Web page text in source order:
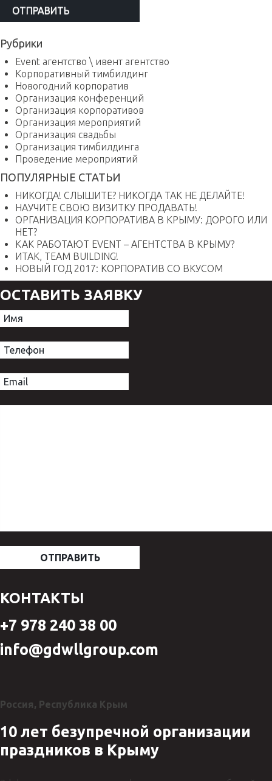
Рубрики
Event агентство \ ивент агентство
Корпоративный тимбилдинг
Новогодний корпоратив
Организация конференций
Организация корпоративов
Организация мероприятий
Организация свадьбы
Организация тимбилдинга
Проведение мероприятий
ПОПУЛЯРНЫЕ СТАТЬИ
НИКОГДА! СЛЫШИТЕ? НИКОГДА ТАК НЕ ДЕЛАЙТЕ!
НАУЧИТЕ СВОЮ ВИЗИТКУ ПРОДАВАТЬ!
ОРГАНИЗАЦИЯ КОРПОРАТИВА В КРЫМУ: ДОРОГО ИЛИ
НЕТ?
КАК РАБОТАЮТ EVENT – АГЕНТСТВА В КРЫМУ?
ИТАК, TEAM BUILDING!
НОВЫЙ ГОД 2017: КОРПОРАТИВ СО ВКУСОМ
ОСТАВИТЬ ЗАЯВКУ
КОНТАКТЫ
+7 978 240 38 00
info@gdwllgroup.com
Россия, Республика Крым
10 лет безупречной организации
праздников в Крыму